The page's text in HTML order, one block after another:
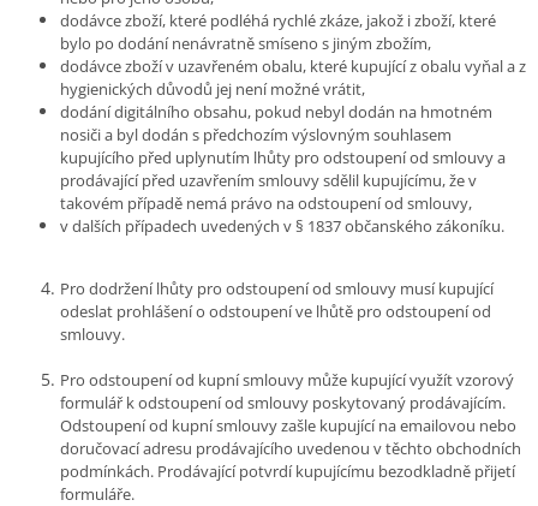
dodávce zboží, které podléhá rychlé zkáze, jakož i zboží, které
bylo po dodání nenávratně smíseno s jiným zbožím,
dodávce zboží v uzavřeném obalu, které kupující z obalu vyňal a z
hygienických důvodů jej není možné vrátit,
dodání digitálního obsahu, pokud nebyl dodán na hmotném
nosiči a byl dodán s předchozím výslovným souhlasem
kupujícího před uplynutím lhůty pro odstoupení od smlouvy a
prodávající před uzavřením smlouvy sdělil kupujícímu, že v
takovém případě nemá právo na odstoupení od smlouvy,
v dalších případech uvedených v § 1837 občanského zákoníku.
Pro dodržení lhůty pro odstoupení od smlouvy musí kupující
odeslat prohlášení o odstoupení ve lhůtě pro odstoupení od
smlouvy.
Pro odstoupení od kupní smlouvy může kupující využít vzorový
formulář k odstoupení od smlouvy poskytovaný prodávajícím.
Odstoupení od kupní smlouvy zašle kupující na emailovou nebo
doručovací adresu prodávajícího uvedenou v těchto obchodních
podmínkách. Prodávající potvrdí kupujícímu bezodkladně přijetí
formuláře.